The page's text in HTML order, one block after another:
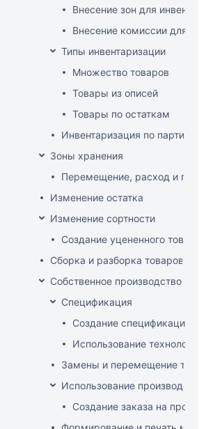
Внесение зон для
Внесение комиссии для
Типы инвентаризации
Множество товаров
Товары из описей
Товары по остаткам
Инвентаризация по партиям
Зоны хранения
Перемещение, расход и
Изменение остатка
Изменение сортности
Создание уцененного товара
Сборка и разборка товаров
Собственное производство
Спецификация
Создание спецификации
Использование технологий
Замены и перемещение
Использование
Создание заказа на